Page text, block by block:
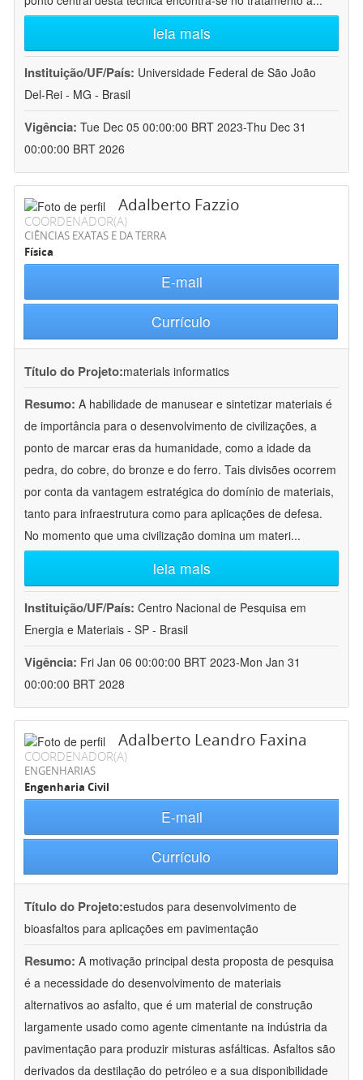
leia mais
Instituição/UF/País: Universidade Federal de São João
Del-Rei - MG - Brasil
Vigência: Tue Dec 05 00:00:00 BRT 2023-Thu Dec 31
00:00:00 BRT 2026
Adalberto Fazzio
COORDENADOR(A)
CIÊNCIAS EXATAS E DA TERRA
Física
E-mail
Currículo
Título do Projeto:materials informatics
Resumo: A habilidade de manusear e sintetizar materiais é
de importância para o desenvolvimento de civilizações, a
ponto de marcar eras da humanidade, como a idade da
pedra, do cobre, do bronze e do ferro. Tais divisões ocorrem
por conta da vantagem estratégica do domínio de materiais,
tanto para infraestrutura como para aplicações de defesa.
No momento que uma civilização domina um materi...
leia mais
Instituição/UF/País: Centro Nacional de Pesquisa em
Energia e Materiais - SP - Brasil
Vigência: Fri Jan 06 00:00:00 BRT 2023-Mon Jan 31
00:00:00 BRT 2028
Adalberto Leandro Faxina
COORDENADOR(A)
ENGENHARIAS
Engenharia Civil
E-mail
Currículo
Título do Projeto:estudos para desenvolvimento de
bioasfaltos para aplicações em pavimentação
Resumo: A motivação principal desta proposta de pesquisa
é a necessidade do desenvolvimento de materiais
alternativos ao asfalto, que é um material de construção
largamente usado como agente cimentante na indústria da
pavimentação para produzir misturas asfálticas. Asfaltos são
derivados da destilação do petróleo e a sua disponibilidade